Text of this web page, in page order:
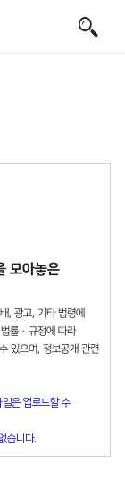
모아놓은
, 광고, 기타 법령에
률 · 규정에 따라
있으며, 정보공개 관련
은 업로드할 수
습니다.